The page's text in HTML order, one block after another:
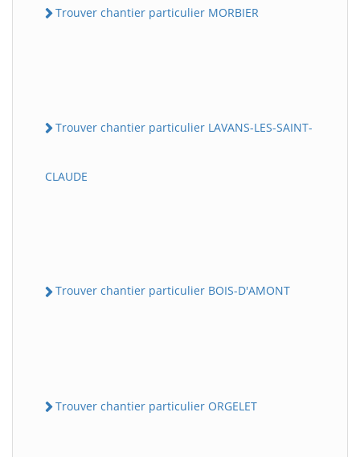
Trouver chantier particulier MORBIER
Trouver chantier particulier LAVANS-LES-SAINT-
CLAUDE
Trouver chantier particulier BOIS-D'AMONT
Trouver chantier particulier ORGELET